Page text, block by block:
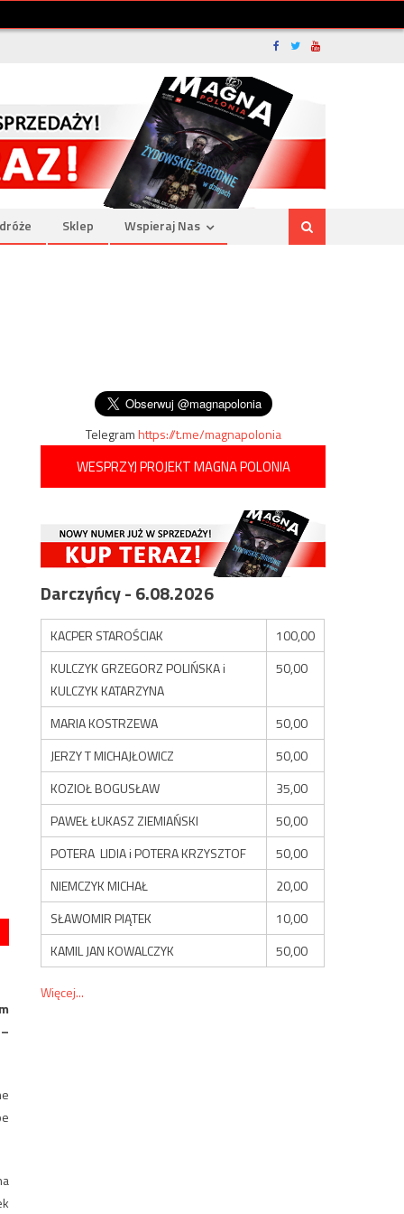
Sklep Wspieraj Nas
Telegramhttps://t.me/magnapolonia
WESPRZYJ PROJEKT MAGNA POLONIA
Darczyńcy - 6.08.2026
KACPER STAROŚCIAK
100,00
KULCZYK GRZEGORZ POLIŃSKA i
KULCZYK KATARZYNA
50,00
MARIA KOSTRZEWA
50,00
JERZY T MICHAJŁOWICZ
50,00
KOZIOŁ BOGUSŁAW
35,00
PAWEŁ ŁUKASZ ZIEMIAŃSKI
50,00
POTERA LIDIA i POTERA KRZYSZTOF
50,00
NIEMCZYK MICHAŁ
20,00
SŁAWOMIR PIĄTEK
10,00
KAMIL JAN KOWALCZYK
50,00
Więcej...